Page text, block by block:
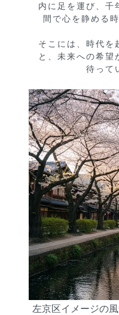
内に足を運び、千
間で心を静める
そこには、時代を
と、未来への希望
待って
左京区イメージの